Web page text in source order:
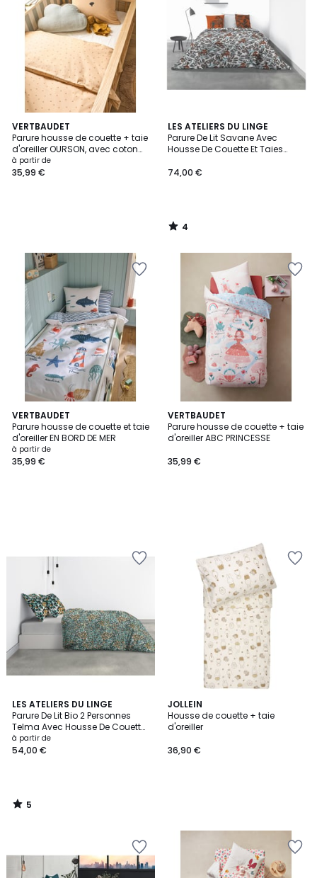
VERTBAUDET
Parure housse de couette + taie
d'oreiller OURSON, avec coton
recyclé
à partir de
35,99 €
LES ATELIERS DU LINGE
Parure De Lit Savane Avec
Housse De Couette Et Taies
74,00 €
4
/
5
4
/
VERTBAUDET
Parure housse de couette et taie
d'oreiller EN BORD DE MER
à partir de
35,99 €
VERTBAUDET
Parure housse de couette + taie
d'oreiller ABC PRINCESSE
35,99 €
LES ATELIERS DU LINGE
Parure De Lit Bio 2 Personnes
Telma Avec Housse De Couette
Et Taies D'oreiller
à partir de
54,00 €
5
/
5
5
/
JOLLEIN
Housse de couette + taie
d'oreiller
36,90 €